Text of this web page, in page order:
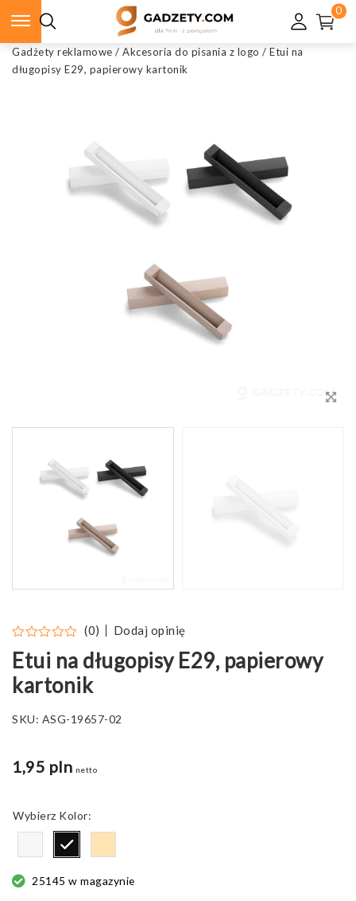
0
Gadżety reklamowe / Akcesoria do pisania z logo / Etui na
długopisy E29, papierowy kartonik
(0) Dodaj opinię
Etui na długopisy E29, papierowy
kartonik
SKU: ASG-19657-02
1,95 pln netto
Kolor
25145 w magazynie